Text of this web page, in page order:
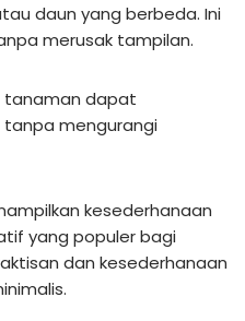
daun yang berbeda. Ini
merusak tampilan.
tanaman dapat
mengurangi
kesederhanaan
yang populer bagi
dan kesederhanaan